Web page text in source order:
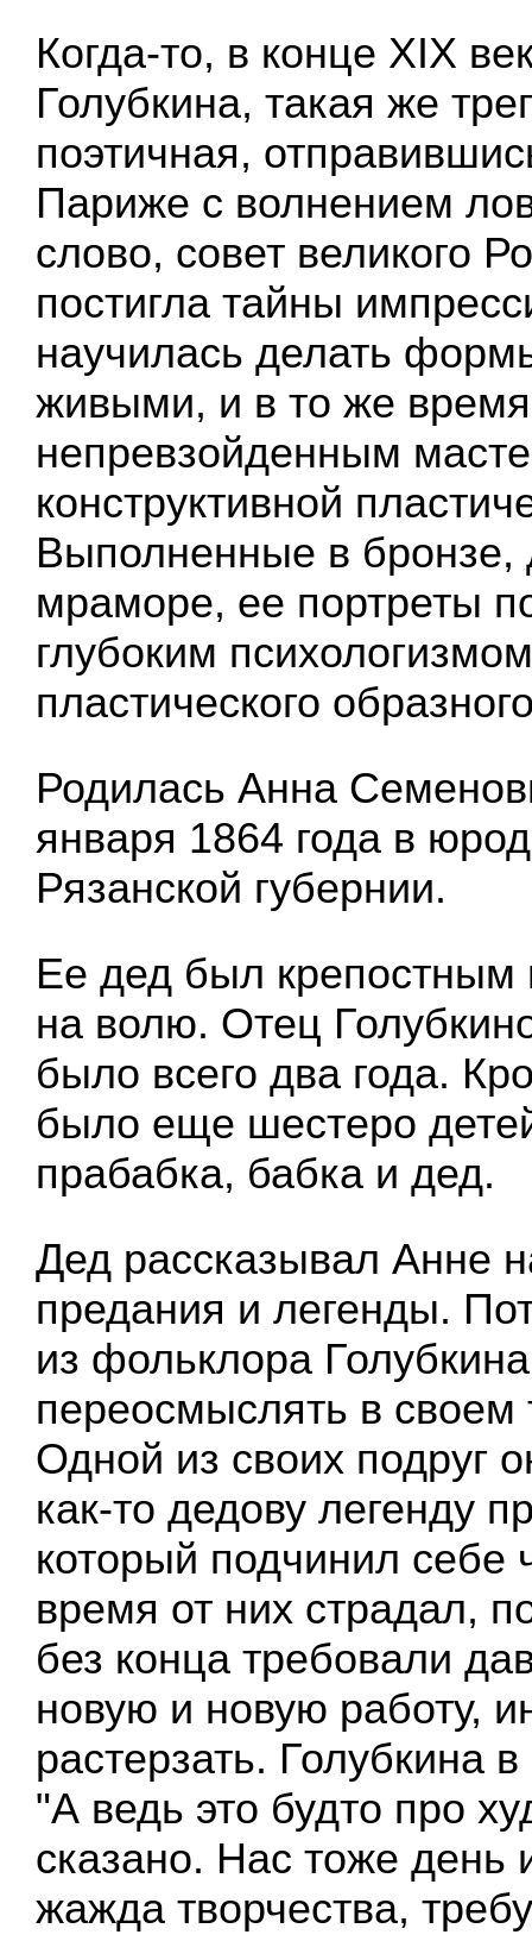
Когда-то, в конце XIX
Голубкина, такая же
поэтичная,
Париже с волнением
слово, совет великого
постигла тайны
научилась делать
живыми, и в то же
непревзойденным
конструктивной
Выполненные в бронзе,
мраморе, ее портреты
глубоким
пластического
Родилась Анна
января 1864 года в
Рязанской губернии.
Ее дед был крепостным
на волю. Отец
было всего два года.
было еще шестеро
прабабка, бабка и дед.
Дед рассказывал Анне
предания и легенды.
из фольклора
переосмыслять в своем
Одной из своих подруг
как-то дедову легенду
который подчинил себе
время от них страдал,
без конца требовали
новую и новую работу,
растерзать. Голубкина
"А ведь это будто про
сказано. Нас тоже день
жажда творчества,